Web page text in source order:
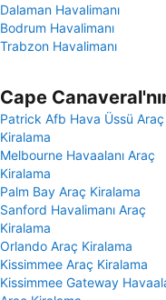
Dalaman Havalimanı
Bodrum Havalimanı
Trabzon Havalimanı
Cape
Patrick Afb Hava Üssü Araç
Kiralama
Melbourne Havaalanı Araç
Kiralama
Palm Bay Araç Kiralama
Sanford Havalimanı Araç
Kiralama
Orlando Araç Kiralama
Kissimmee Araç Kiralama
Kissimmee Gateway